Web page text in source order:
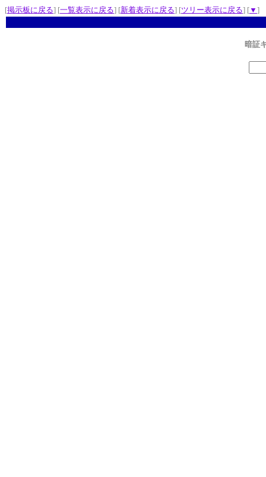
[掲示板に戻る] [一覧表示に戻る] [新着表示に戻る] [ツリー表示に戻る] [▼ ]
暗証